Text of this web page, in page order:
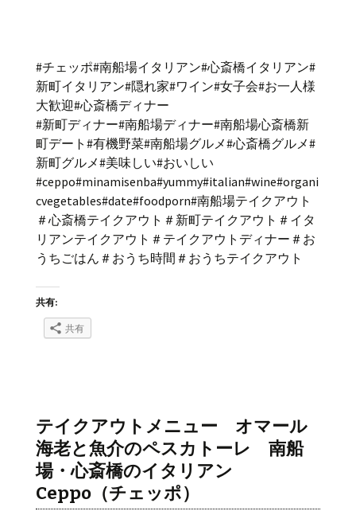
#チェッポ#南船場イタリアン#心斎橋イタリアン#
新町イタリアン#隠れ家#ワイン#女子会#お一人様
大歓迎#心斎橋ディナー
#新町ディナー#南船場ディナー#南船場心斎橋新
町デート#有機野菜#南船場グルメ#心斎橋グルメ#
新町グルメ#美味しい#おいしい
#ceppo#minamisenba#yummy#italian#wine#organi
cvegetables#date#foodporn#南船場テイクアウト
＃心斎橋テイクアウト＃新町テイクアウト＃イタ
リアンテイクアウト＃テイクアウトディナー＃お
うちごはん＃おうち時間＃おうちテイクアウト
共有:
共有
テイクアウトメニュー オマール
海老と魚介のペスカトーレ 南船
場・心斎橋のイタリアン
Ceppo（チェッポ）